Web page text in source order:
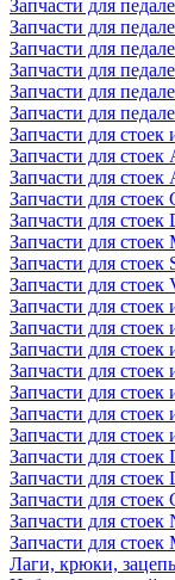
Запчасти для
Запчасти для
Запчасти для
Запчасти для
Запчасти для
Запчасти для
Запчасти для стоек
Запчасти для стоек
Запчасти для стоек
Запчасти для стоек
Запчасти для стоек
Запчасти для стоек
Запчасти для стоек
Запчасти для стоек
Запчасти для стоек
Запчасти для стоек
Запчасти для стоек
Запчасти для стоек
Запчасти для стоек
Запчасти для стоек
Запчасти для стоек
Запчасти для стоек
Запчасти для стоек
Запчасти для стоек
Запчасти для стоек
Запчасти для стоек
Лаги, крюки,